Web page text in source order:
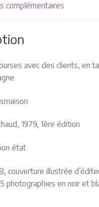
complémentaires
avec des clients, en
1979, 1ère édition
état
couverture illustrée
photographies en noir et